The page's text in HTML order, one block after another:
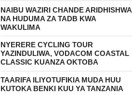
NAIBU WAZIRI CHANDE ARIDHISHWA
NA HUDUMA ZA TADB KWA
WAKULIMA
NYERERE CYCLING TOUR
YAZINDULIWA, VODACOM COASTAL
CLASSIC KUANZA OKTOBA
TAARIFA ILIYOTUFIKIA MUDA HUU
KUTOKA BENKI KUU YA TANZANIA